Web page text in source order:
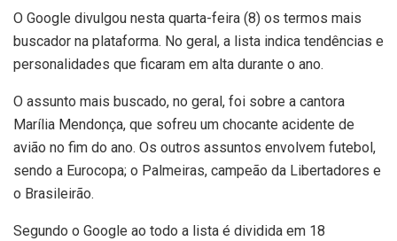
O Google divulgou nesta quarta-feira (8) os termos mais
buscador na plataforma. No geral, a lista indica tendências e
personalidades que ficaram em alta durante o ano.
O assunto mais buscado, no geral, foi sobre a cantora
Marília Mendonça, que sofreu um chocante acidente de
avião no fim do ano. Os outros assuntos envolvem futebol,
sendo a Eurocopa; o Palmeiras, campeão da Libertadores e
o Brasileirão.
Segundo o Google ao todo a lista é dividida em 18